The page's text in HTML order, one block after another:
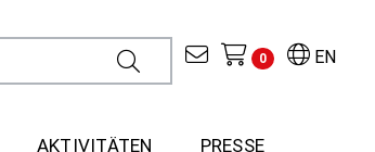
EN
0
AKTIVITÄTEN PRESSE